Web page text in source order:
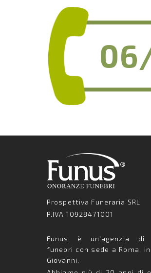
Prospettiva Funeraria SRL
P.IVA 10928471001
Funus è un'agenzia di
funebri con sede a Roma, in
Giovanni.